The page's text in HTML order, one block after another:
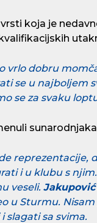
koja je
vrlo dobru
se u najboljem
se za svaku
sunarodnjaka
reprezentacije,
i u klubu s
veseli. Jakupović
u Sturmu.
slagati sa svima.